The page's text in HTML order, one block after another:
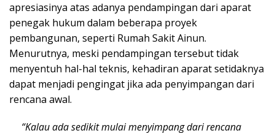
apresiasinya atas adanya pendampingan dari aparat
penegak hukum dalam beberapa proyek
pembangunan, seperti Rumah Sakit Ainun.
Menurutnya, meski pendampingan tersebut tidak
menyentuh hal-hal teknis, kehadiran aparat setidaknya
dapat menjadi pengingat jika ada penyimpangan dari
rencana awal.
“Kalau ada sedikit mulai menyimpang dari rencana